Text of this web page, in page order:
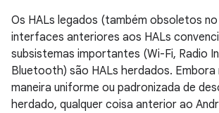
Os HALs legados (também obsoletos
interfaces anteriores aos HALs
subsistemas importantes (Wi-Fi, Radio
Bluetooth) são HALs herdados. Embora
maneira uniforme ou padronizada de
herdado, qualquer coisa anterior ao